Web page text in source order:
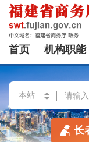
首页 机构职能
长